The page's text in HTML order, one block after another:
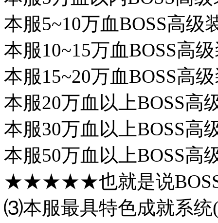
本服5~10万血BOSS高级
本服10~15万血BOSS高
本服15~20万血BOSS高
本服20万血以上BOSS高
本服30万血以上BOSS高
本服50万血以上BOSS高
★★★★★也就是说
⑶本服最具特色成就系统